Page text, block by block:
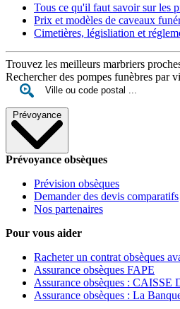
Tous ce qu'il faut savoir sur les
Prix et modèles de caveaux
Cimetières, législiation et
Trouvez les meilleurs marbriers
Rechercher des pompes funèbres par
Prévoyance
Prévoyance obsèques
Prévision obsèques
Demander des devis comparatifs
Nos partenaires
Pour vous aider
Racheter un contrat obsèques
Assurance obsèques FAPE
Assurance obsèques : CAISSE
Assurance obsèques : La